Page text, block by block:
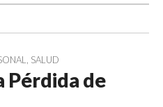
, SALUD
Pérdida de